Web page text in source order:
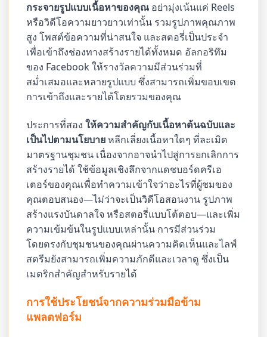
กระจายรูปแบบเนื้อหาของคุณ อย่ามุ่งเน้นแค่ Reels
หรือวิดีโอความยาวยาวเท่านั้น รวมรูปภาพคุณภาพ
สูง โพสต์ข้อความที่น่าสนใจ และสตอรี่เป็นประจำ
เพื่อเข้าถึงช่องทางสร้างรายได้ทั้งหมด อัลกอริทึม
ของ Facebook ให้รางวัลความมีส่วนร่วมที่
สม่ำเสมอและหลายรูปแบบ ซึ่งสามารถเพิ่มขอบเขต
การเข้าถึงและรายได้โดยรวมของคุณ
ประการที่สองให้ความสำคัญกับเนื้อหาต้นฉบับและ
เป็นไปตามนโยบายหลีกเลี่ยงเนื้อหาใดๆ ที่ละเมิด
มาตรฐานชุมชน เนื่องจากอาจนำไปสู่การยกเลิกการ
สร้างรายได้ ใช้ข้อมูลเชิงลึกจากแดชบอร์ดครีเอ
เตอร์ของคุณเพื่อทำความเข้าใจว่าอะไรที่ผู้ชมของ
คุณตอบสนอง—ไม่ว่าจะเป็นวิดีโอสอนงาน รูปภาพ
สร้างแรงบันดาลใจ หรือสตอรี่แบบโต้ตอบ—และเพิ่ม
ความเข้มข้นในรูปแบบเหล่านั้น การมีส่วนร่วม
โดยตรงกับชุมชนของคุณผ่านความคิดเห็นและไลฟ์
สตรีมยังสามารถเพิ่มความภักดีและเวลาดู ซึ่งเป็น
เมตริกสำคัญสำหรับรายได้
การใช้ประโยชน์จากความร่วมมือข้าม
แพลตฟอร์ม